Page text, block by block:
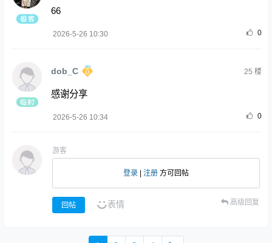
66
2026-5-26 10:30 0
dob_C 25 楼
感谢分享
2026-5-26 10:34 0
游客
登录 注册 方可回帖
回帖 表情 高级回复